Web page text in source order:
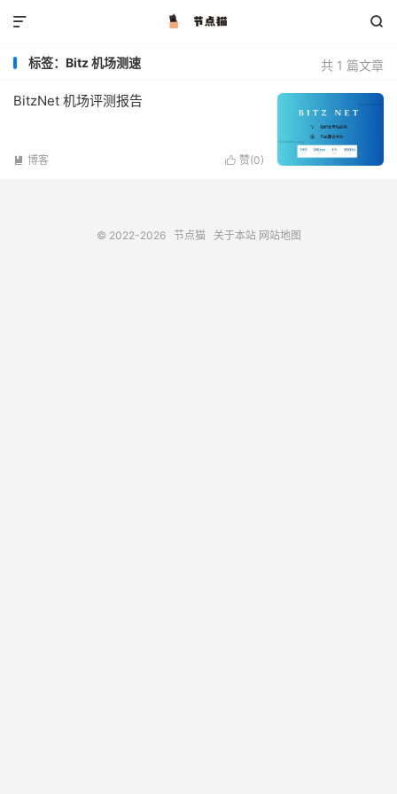


共 1 篇文章
标签：Bitz 机场测速
BitzNet 机场评测报告
 赞(0)
 博客
© 2022-2026 节点猫 关于本站 网站地图